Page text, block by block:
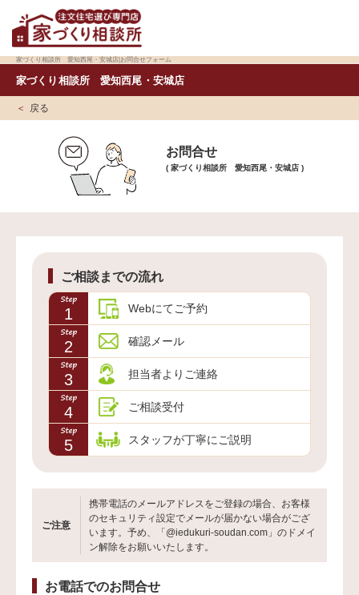
家づくり相談所 愛知西尾・安城店|お問合せフォーム
家づくり相談所 愛知西尾・安城店
戻る
お問合せ
( 家づくり相談所 愛知西尾・安城店 )
ご相談までの流れ
1 Webにてご予約
2 確認メール
3 担当者よりご連絡
4 ご相談受付
5 スタッフが丁寧にご説明
ご注意
携帯電話のメールアドレスをご登録の場合、お客様
のセキュリティ設定でメールが届かない場合がござ
います。予め、「@iedukuri-soudan.com」のドメイ
ン解除をお願いいたします。
お電話でのお問合せ